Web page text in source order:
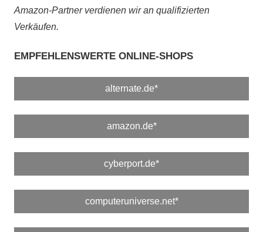
Amazon-Partner verdienen wir an qualifizierten
Verkäufen.
EMPFEHLENSWERTE ONLINE-SHOPS
alternate.de*
amazon.de*
cyberport.de*
computeruniverse.net*